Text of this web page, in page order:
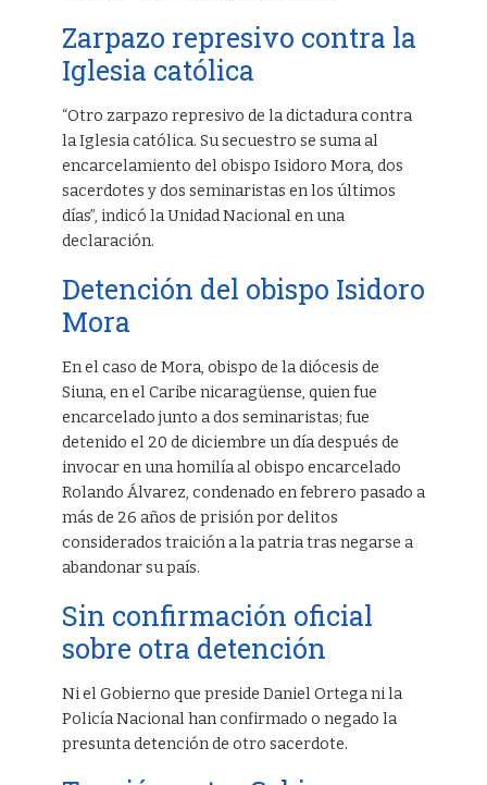
Zarpazo represivo contra la
Iglesia católica
“Otro zarpazo represivo de la dictadura contra
la Iglesia católica. Su secuestro se suma al
encarcelamiento del obispo Isidoro Mora, dos
sacerdotes y dos seminaristas en los últimos
días”, indicó la Unidad Nacional en una
declaración.
Detención del obispo Isidoro
Mora
En el caso de Mora, obispo de la diócesis de
Siuna, en el Caribe nicaragüense, quien fue
encarcelado junto a dos seminaristas; fue
detenido el 20 de diciembre un día después de
invocar en una homilía al obispo encarcelado
Rolando Álvarez, condenado en febrero pasado a
más de 26 años de prisión por delitos
considerados traición a la patria tras negarse a
abandonar su país.
Sin confirmación oficial
sobre otra detención
Ni el Gobierno que preside Daniel Ortega ni la
Policía Nacional han confirmado o negado la
presunta detención de otro sacerdote.